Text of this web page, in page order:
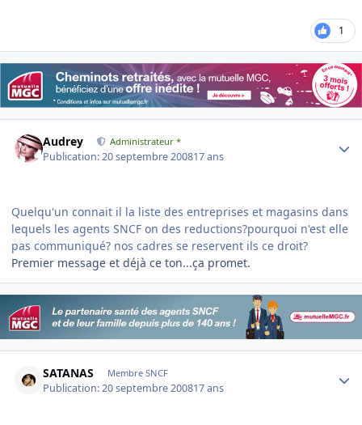
1
Audrey Administrateur *
Publication:20 septembre 200817 ans
Quelqu'un connait il la liste des entreprises et magasins dans
lequels les agents SNCF on des reductions?pourquoi n'est elle
pas communiqué? nos cadres se reservent ils ce droit?
Premier message et déjà ce ton...ça promet.
SATANAS Membre SNCF
Publication:20 septembre 200817 ans